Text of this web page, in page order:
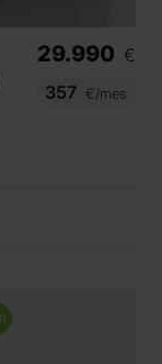
29.990 €
357
€/mes